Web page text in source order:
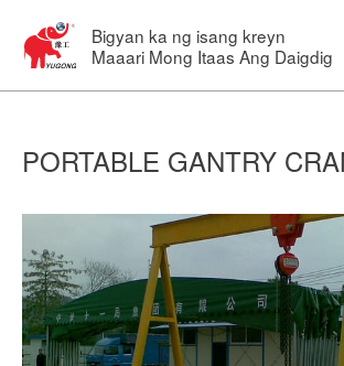
Bigyan ka ng isang kreyn
Maaari Mong Itaas Ang Daigdig
Jib Crane
Electric Hoist
PORTABLE GANTRY